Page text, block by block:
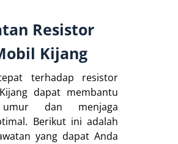
Resistor
Kijang
terhadap resistor
dapat membantu
umur dan menjaga
Berikut ini adalah
yang dapat Anda